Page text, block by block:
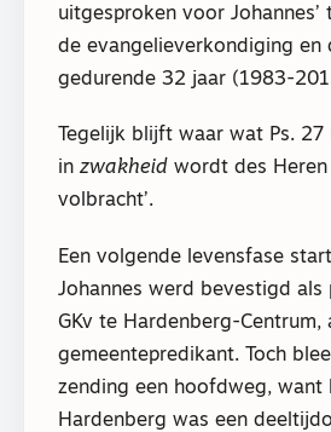
uitgesproken voor
de evangelieverkondiging en
gedurende 32 jaar (1983-
Tegelijk blijft waar wat Ps.
in zwakheid wordt des
volbracht’.
Een volgende levensfase
Johannes werd bevestigd als
GKv te Hardenberg-Centrum,
gemeentepredikant. Toch
zending een hoofdweg, want
Hardenberg was een